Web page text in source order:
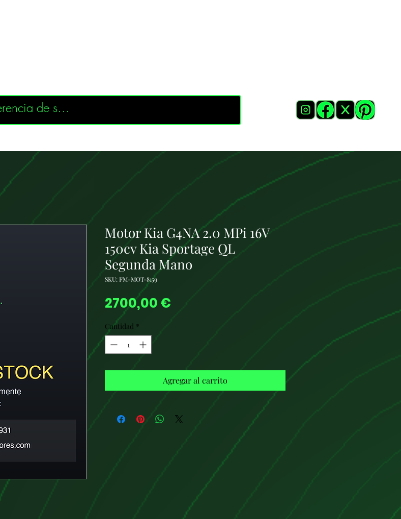
Motor Kia G4NA 2.0 MPi 16V
150cv Kia Sportage QL
Segunda Mano
SKU: FM-MOT-8159
2700,00 € Precio
Cantidad *
Agregar al carrito